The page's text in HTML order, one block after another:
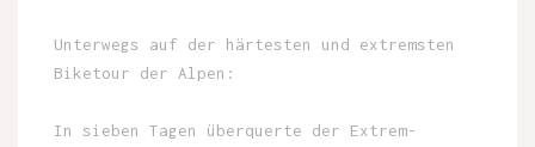
Unterwegs auf der härtesten und extremsten
Biketour der Alpen:
In sieben Tagen überquerte der Extrem-